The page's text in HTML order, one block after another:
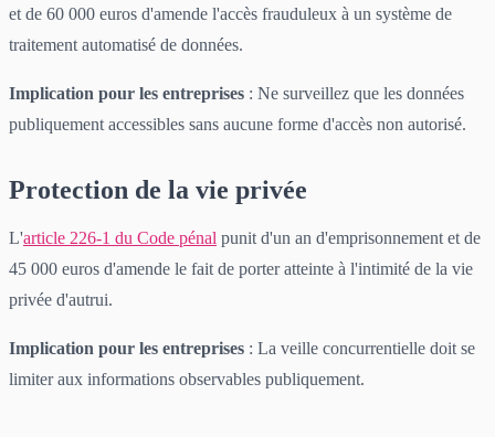
et de 60 000 euros d'amende l'accès frauduleux à un système de
traitement automatisé de données.
Implication pour les entreprises : Ne surveillez que les données
publiquement accessibles sans aucune forme d'accès non autorisé.
Protection de la vie privée
L'article 226-1 du Code pénal punit d'un an d'emprisonnement et de
45 000 euros d'amende le fait de porter atteinte à l'intimité de la vie
privée d'autrui.
Implication pour les entreprises : La veille concurrentielle doit se
limiter aux informations observables publiquement.